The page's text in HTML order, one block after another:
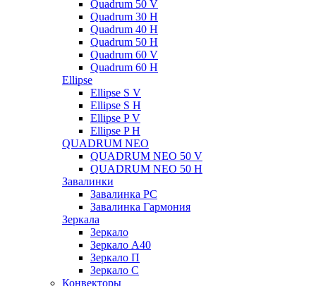
Quadrum 50 V
Quadrum 30 H
Quadrum 40 H
Quadrum 50 H
Quadrum 60 V
Quadrum 60 H
Ellipse
Ellipse S V
Ellipse S H
Ellipse P V
Ellipse P H
QUADRUM NEO
QUADRUM NEO 50 V
QUADRUM NEO 50 H
Завалинки
Завалинка РС
Завалинка Гармония
Зеркала
Зеркало
Зеркало А40
Зеркало П
Зеркало С
Конвекторы